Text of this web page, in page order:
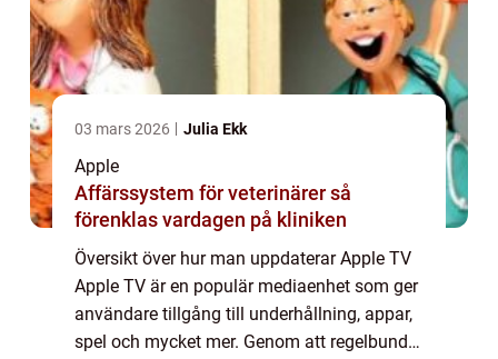
03 mars 2026 Julia Ekk
Apple
Affärssystem för veterinärer så
förenklas vardagen på kliniken
Översikt över hur man uppdaterar Apple TV
Apple TV är en populär mediaenhet som ger
användare tillgång till underhållning, appar,
spel och mycket mer. Genom att regelbundet